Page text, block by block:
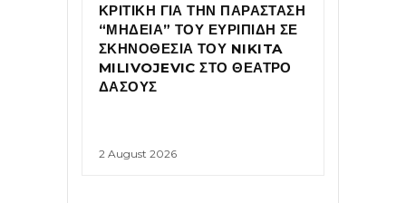
ΚΡΙΤΙΚΗ ΓΙΑ ΤΗΝ ΠΑΡΑΣΤΑΣΗ
“ΜΗΔΕΙΑ” ΤΟΥ ΕΥΡΙΠΙΔΗ ΣΕ
ΣΚΗΝΟΘΕΣΙΑ ΤΟΥ NIKITA
MILIVOJEVIC ΣΤΟ ΘΕΑΤΡΟ
ΔΑΣΟΥΣ
2 August 2026